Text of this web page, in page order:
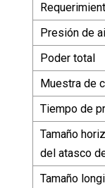
Presión de
Poder total
Muestra de
Tiempo de
Tamaño
del atasco
Tamaño